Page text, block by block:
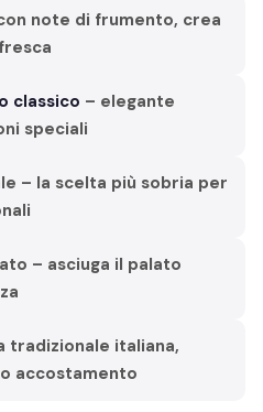
note di frumento, crea
classico – elegante
speciali
– la scelta più sobria per
– asciuga il palato
tradizionale italiana,
accostamento